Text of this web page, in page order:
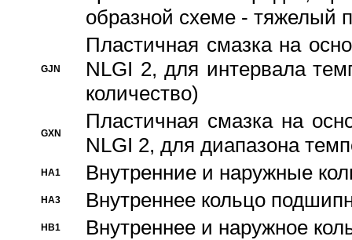
образной схеме - тяжелый
GJN
Пластичная смазка на
NLGI 2, для интервала
количество)
GXN
Пластичная смазка на
NLGI 2, для диапазона
HA1 Внутренние и наружные
HA3 Bнутреннее кольцо
HB1 Bнутреннее и наружное